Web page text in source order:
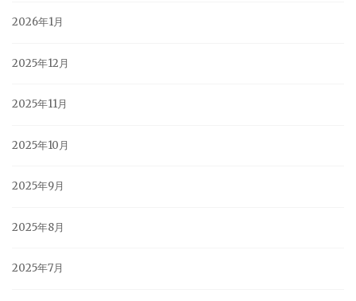
2026年1月
2025年12月
2025年11月
2025年10月
2025年9月
2025年8月
2025年7月